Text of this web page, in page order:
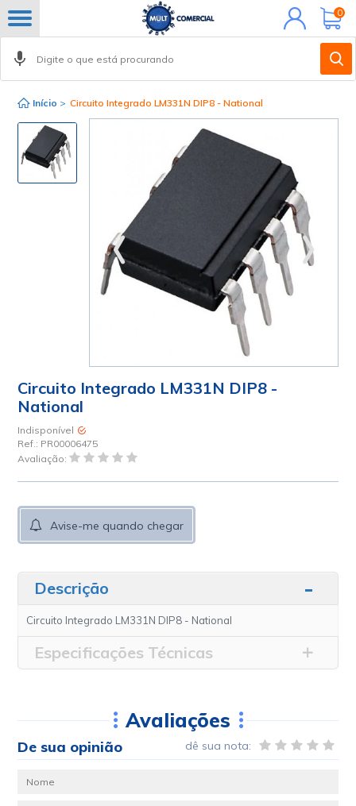
Minha
conta
0
Início > Circuito Integrado LM331N DIP8 - National
Circuito Integrado LM331N DIP8 -
National
Indisponível
Ref.: PR00006475
Avaliação:
Avise-me quando chegar
Descrição
Circuito Integrado LM331N DIP8 - National
Especificações Técnicas
Avaliações
De sua opinião dê sua nota: